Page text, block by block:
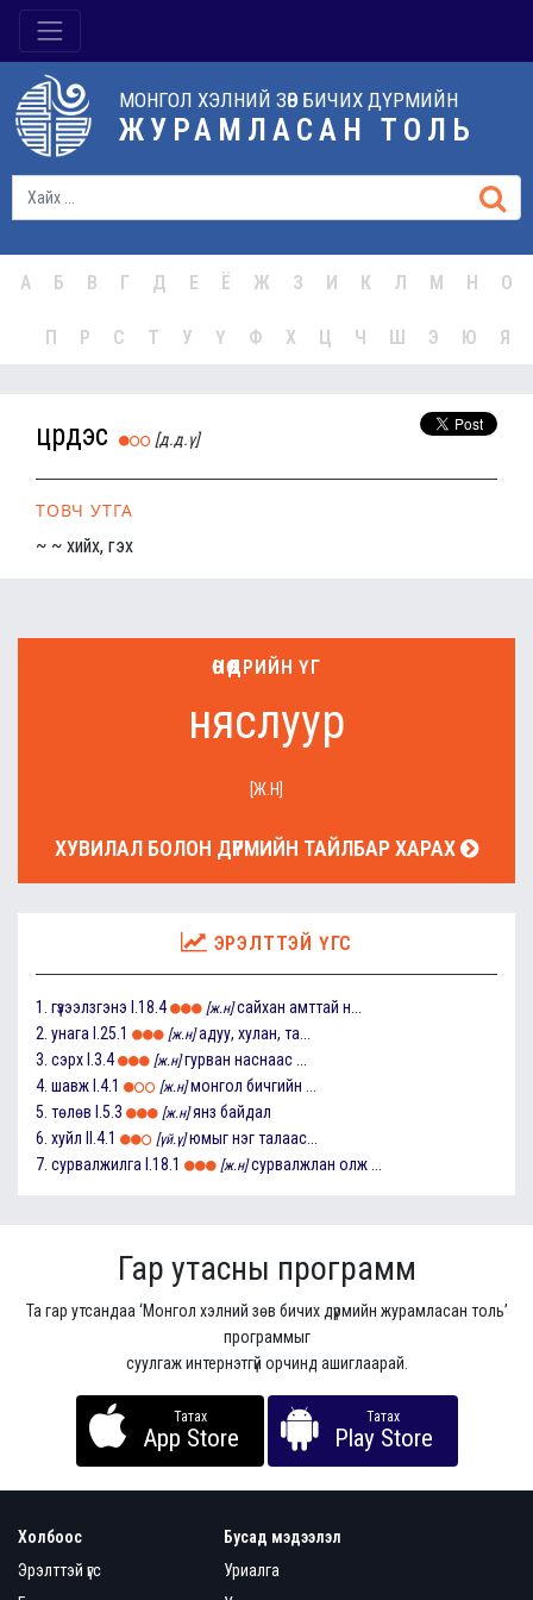
МОНГОЛ ХЭЛНИЙ ЗӨВ БИЧИХ ДҮРМИЙН
ЖУРАМЛАСАН ТОЛЬ
А Б В Г Д Е Ё Ж З И К Л М Н О
П Р С Т У Ү Ф Х Ц Ч Ш Э Ю Я
цүрдэс [д.д.ү]
ТОВЧ УТГА
~ ~ хийх, гэх
ӨНӨӨДРИЙН ҮГ
няслуур
[Ж.Н]
ХУВИЛАЛ БОЛОН ДҮРМИЙН ТАЙЛБАР ХАРАХ
ЭРЭЛТТЭЙ ҮГС
1. гүзээлзгэнэ I.18.4 [ж.н] сайхан амттай н...
2. унага I.25.1 [ж.н] адуу, хулан, та...
3. сэрх I.3.4 [ж.н] гурван наснаас ...
4. шавж I.4.1 [ж.н] монгол бичгийн ...
5. төлөв I.5.3 [ж.н] янз байдал
6. хуйл II.4.1 [үй.ү] юмыг нэг талаас...
7. сурвалжилга I.18.1 [ж.н] сурвалжлан олж ...
Гар утасны программ
Та гар утсандаа ‘Монгол хэлний зөв бичих дүрмийн журамласан толь’
программыг
суулгаж интернэтгүй орчинд ашиглаарай.
Татах
App Store
Татах
Play Store
Холбоос
Эрэлттэй үгс
Бусад мэдээлэл
Уриалга